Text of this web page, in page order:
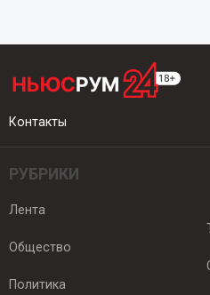
Контакты
РУБРИКИ
Лента
Общество
Политика